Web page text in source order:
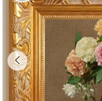
UM
Trazemos a imponência das
alto padrão da sua casa.
pintores renomados,
das obras do
século XIX.
molduras em
Madeira Maciçae
QUALIDADE DE